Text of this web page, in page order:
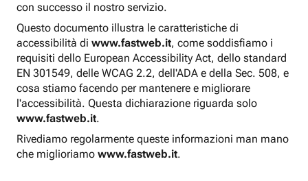
con successo il nostro servizio.
Questo documento illustra le caratteristiche di
accessibilità di www.fastweb.it, come soddisfiamo i
requisiti dello European Accessibility Act, dello standard
EN 301549, delle WCAG 2.2, dell'ADA e della Sec. 508, e
cosa stiamo facendo per mantenere e migliorare
l'accessibilità. Questa dichiarazione riguarda solo
www.fastweb.it.
Rivediamo regolarmente queste informazioni man mano
che miglioriamo www.fastweb.it.